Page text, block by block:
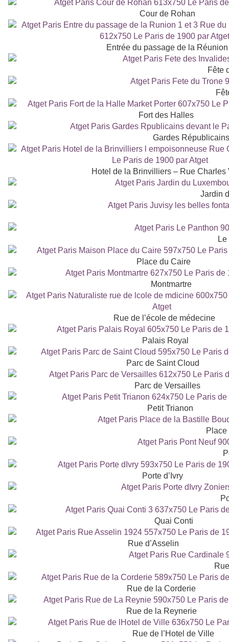
Cour de Rohan
Entrée du passage de la Réunion
Fête
Fort des Halles
Gardes
Hotel de la Brinvilliers – Rue Charles
Jardin
Place du Caire
Montmartre
Rue de l’école de médecine
Palais Royal
Parc de Saint Cloud
Parc de Versailles
Petit Trianon
Porte d’Ivry
Quai Conti
Rue d’Asselin
Rue de la Corderie
Rue de la Reynerie
Rue de l’Hotel de Ville